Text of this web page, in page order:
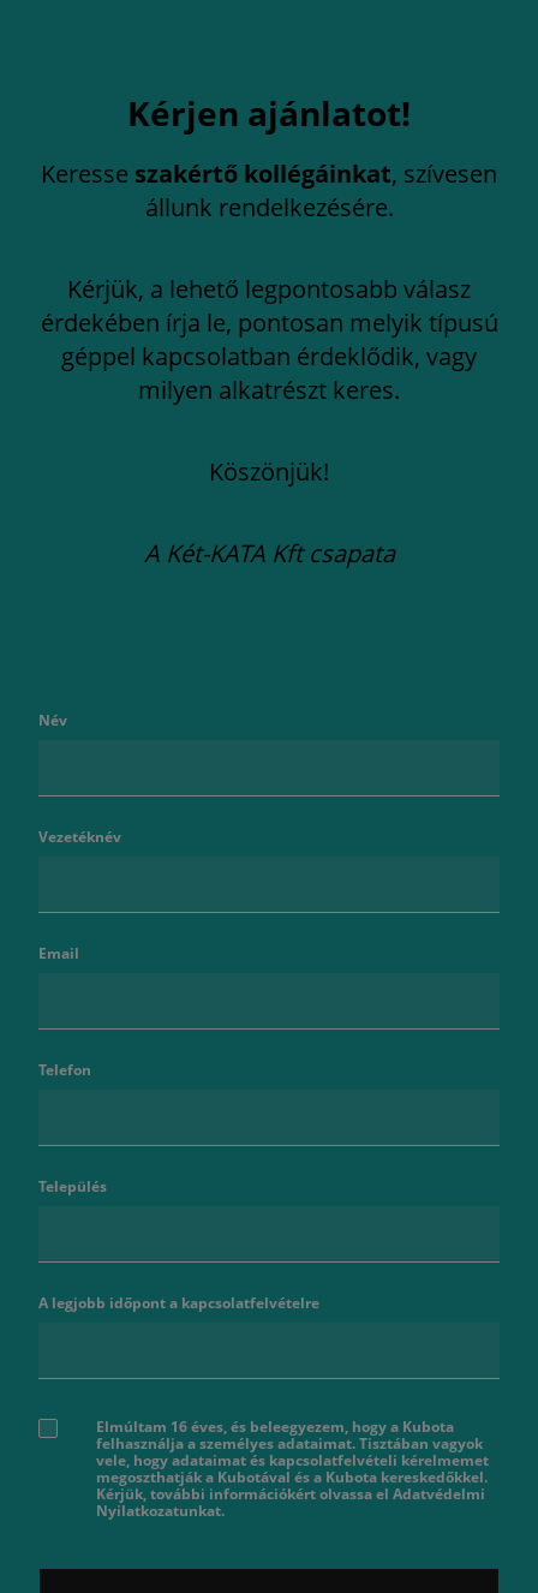
Kérjen ajánlatot!
Keresse szakértő kollégáinkat, szívesen
állunk rendelkezésére.
Kérjük, a lehető legpontosabb válasz
érdekében írja le, pontosan melyik típusú
géppel kapcsolatban érdeklődik, vagy
milyen alkatrészt keres.
Köszönjük!
A Két-KATA Kft csapata
Név
Vezetéknév
Email
Telefon
Település
A legjobb időpont a kapcsolatfelvételre
Elmúltam 16 éves, és beleegyezem, hogy a Kubota
felhasználja a személyes adataimat. Tisztában vagyok
vele, hogy adataimat és kapcsolatfelvételi kérelmemet
megoszthatják a Kubotával és a Kubota kereskedőkkel.
Kérjük, további információkért olvassa el Adatvédelmi
Nyilatkozatunkat.